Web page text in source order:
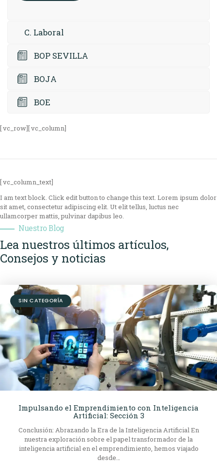
C. Laboral
BOP SEVILLA
BOJA
BOE
[ vc_row][ vc_column]
[ vc_column_text]
I am text block. Click edit button to change this text. Lorem ipsum dolor
sit amet, consectetur adipiscing elit. Ut elit tellus, luctus nec
ullamcorper mattis, pulvinar dapibus leo.
Nuestro Blog
Lea nuestros últimos artículos,
Consejos y noticias
SIN CATEGORÍA
Impulsando el Emprendimiento con Inteligencia
Artificial: Sección 3
Conclusión: Abrazando la Era de la Inteligencia Artificial En
nuestra exploración sobre el papel transformador de la
inteligencia artificial en el emprendimiento, hemos viajado
desde…